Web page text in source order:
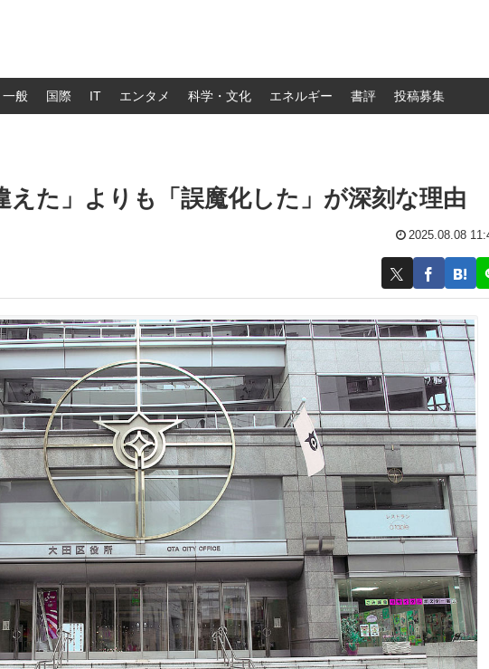
一般 国際 IT エンタメ 科学・文化 エネルギー 書評 投稿募集
えた」よりも「誤魔化した」が深刻な理由
2025.08.08